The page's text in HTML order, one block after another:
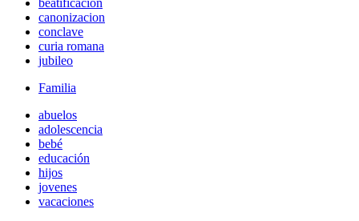
beatificacion
canonizacion
conclave
curia romana
jubileo
Familia
abuelos
adolescencia
bebé
educación
hijos
jovenes
vacaciones